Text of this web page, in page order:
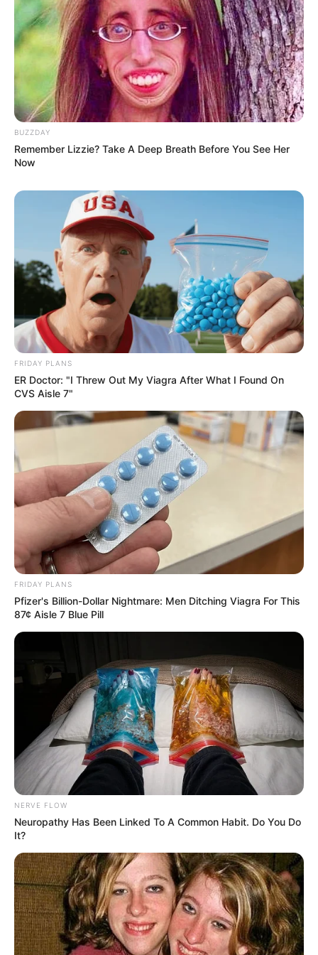
“No se trata de excluir a nadie. Se trata de
proteger espacios que fueron conquistados con
esfuerzo por generaciones de mujeres”, declaró.
muestras de apoyo, incluso se rumorea que
podría ser invitada al Congreso para discutir
políticas de equidad en el deporte.
¿Qué sigue para Lia
BUZZDAY
Remember Lizzie? Take A Deep Breath Before You See Her
Now
FRIDAY PLANS
ER Doctor: "I Threw Out My Viagra After What I Found On
CVS Aisle 7"
FRIDAY PLANS
Pfizer's Billion-Dollar Nightmare: Men Ditching Viagra For This
87¢ Aisle 7 Blue Pill
NERVE FLOW
Neuropathy Has Been Linked To A Common Habit. Do You Do
It?